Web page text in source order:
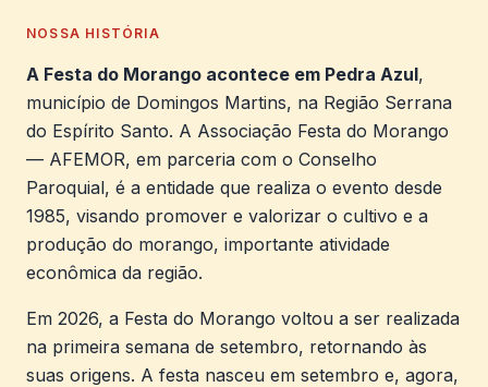
NOSSA HISTÓRIA
A Festa do Morango acontece em Pedra Azul,
município de Domingos Martins, na Região Serrana
do Espírito Santo. A Associação Festa do Morango
— AFEMOR, em parceria com o Conselho
Paroquial, é a entidade que realiza o evento desde
1985, visando promover e valorizar o cultivo e a
produção do morango, importante atividade
econômica da região.
Em 2026, a Festa do Morango voltou a ser realizada
na primeira semana de setembro, retornando às
suas origens. A festa nasceu em setembro e, agora,